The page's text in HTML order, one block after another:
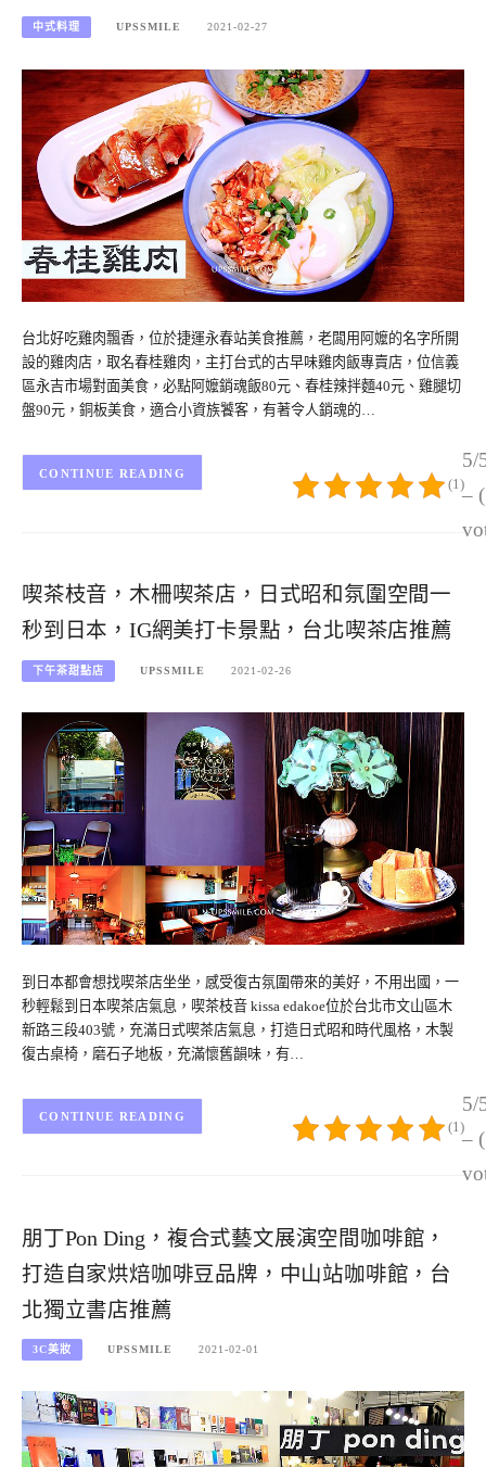
中式料理 UPSSMILE 2021-02-27
台北好吃雞肉飄香，位於捷運永春站美食推薦，老闆用阿嬤的名字所開
設的雞肉店，取名春桂雞肉，主打台式的古早味雞肉飯專賣店，位信義
區永吉市場對面美食，必點阿嬤銷魂飯80元、春桂辣拌麵40元、雞腿切
盤90元，銅板美食，適合小資族饕客，有著令人銷魂的…
5/
–
(1)
CONTINUE READING
喫茶枝音，木柵喫茶店，日式昭和氛圍空間一
秒到日本，IG網美打卡景點，台北喫茶店推薦
下午茶甜點店 UPSSMILE 2021-02-26
到日本都會想找喫茶店坐坐，感受復古氛圍帶來的美好，不用出國，一
秒輕鬆到日本喫茶店氣息，喫茶枝音 kissa edakoe位於台北市文山區木
新路三段403號，充滿日式喫茶店氣息，打造日式昭和時代風格，木製
復古桌椅，磨石子地板，充滿懷舊韻味，有…
5/
–
(1)
CONTINUE READING
朋丁Pon Ding，複合式藝文展演空間咖啡館，
打造自家烘焙咖啡豆品牌，中山站咖啡館，台
北獨立書店推薦
3C美妝 UPSSMILE 2021-02-01